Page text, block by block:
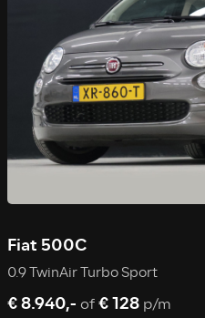
Fiat 500C
0.9 TwinAir Turbo Sport
€ 8.940,- of€ 128 p/m